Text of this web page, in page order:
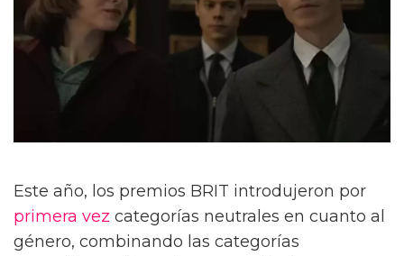
Este año, los premios BRIT introdujeron por
primera vez categorías neutrales en cuanto al
género, combinando las categorías